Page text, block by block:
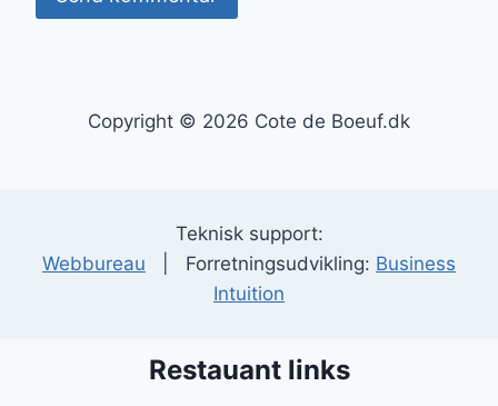
Copyright © 2026 Cote de Boeuf.dk
Teknisk support:
Webbureau | Forretningsudvikling: Business
Intuition
Restauant links